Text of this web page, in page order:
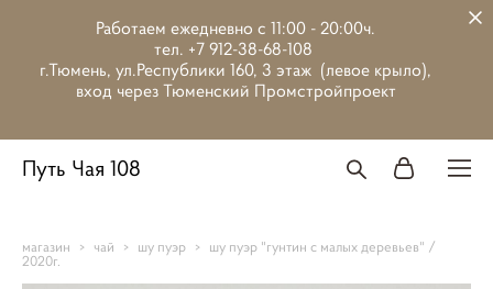
Работаем ежедневно с 11:00 - 20:00ч.
тел. +7 912-38-68-108
г.Тюмень, ул.Республики 160, 3 этаж (левое крыло),
вход через Тюменский Промстройпроект
Путь Чая 108
магазин > чай > шу пуэр > шу пуэр "гунтин с малых деревьев" /
2020г.